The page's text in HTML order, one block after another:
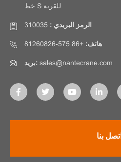
خط S للقرية
الرمز البريدي : 310035
هاتف: +86 575-81260826
بريد: sales@nantecrane.com
اتصل بنا